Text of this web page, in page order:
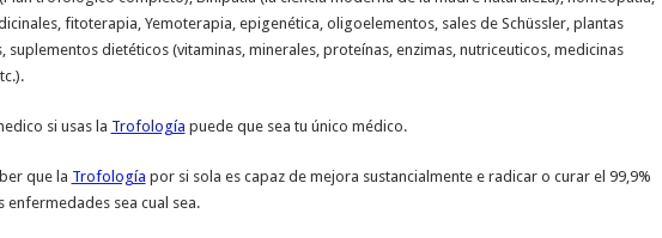
fitoterapia, Yemoterapia, epigenética, oligoelementos, sales de Schüssler, plantas
suplementos dietéticos (vitaminas, minerales, proteínas, enzimas, nutriceuticos, medicinas
si usas la Trofología puede que sea tu único médico.
que la Trofología por si sola es capaz de mejora sustancialmente e radicar o curar el 99,9%
enfermedades sea cual sea.